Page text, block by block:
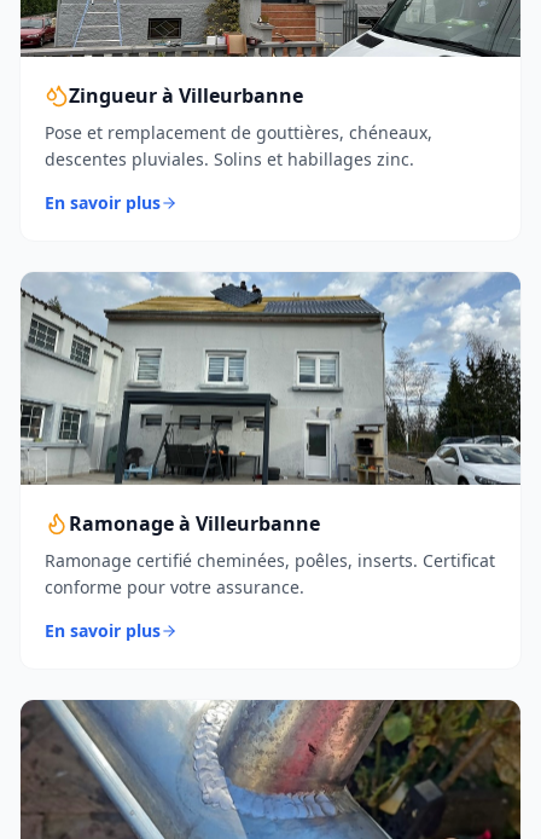
Zingueur à Villeurbanne
Pose et remplacement de gouttières, chéneaux,
descentes pluviales. Solins et habillages zinc.
En savoir plus
Ramonage à Villeurbanne
Ramonage certifié cheminées, poêles, inserts. Certificat
conforme pour votre assurance.
En savoir plus